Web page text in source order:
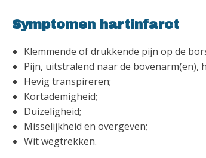
Symptomen hartinfarct
Klemmende of drukkende pijn op de
Pijn, uitstralend naar de bovenarm(en),
Hevig transpireren;
Kortademigheid;
Duizeligheid;
Misselijkheid en overgeven;
Wit wegtrekken.